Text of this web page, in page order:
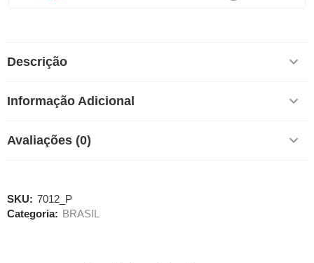
Descrição
Informação Adicional
Avaliações (0)
SKU: 7012_P
Categoria: BRASIL